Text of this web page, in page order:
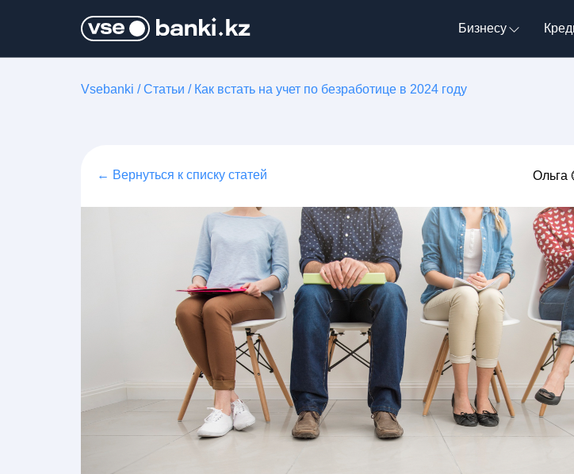
Бизнесу
Vsebanki /Статьи / Как встать на учет по безработице в 2024 году
← Вернуться к списку статей Ольга